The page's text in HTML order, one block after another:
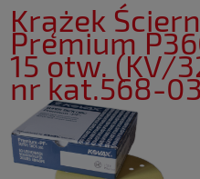
Krążek
Premium
15 otw. (KV/
nr kat.568-